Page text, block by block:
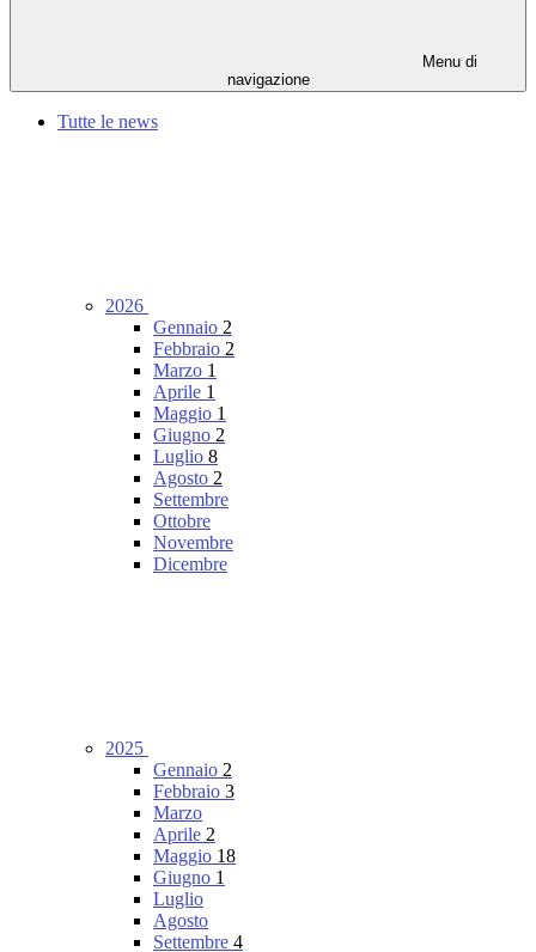
Menu di
navigazione
Tutte le news
2026
Gennaio 2
Febbraio 2
Marzo 1
Aprile 1
Maggio 1
Giugno 2
Luglio 8
Agosto 2
Settembre
Ottobre
Novembre
Dicembre
2025
Gennaio 2
Febbraio 3
Marzo
Aprile 2
Maggio 18
Giugno 1
Luglio
Agosto
Settembre 4